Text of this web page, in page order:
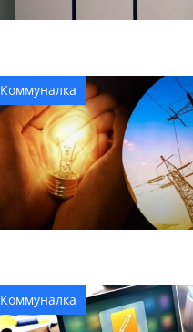
Коммуналка
Коммуналка